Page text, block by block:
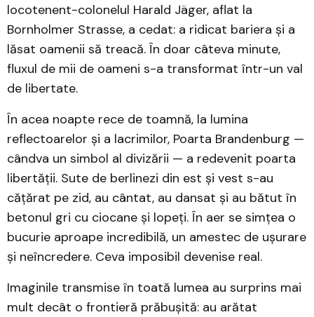
locotenent-colonelul Harald Jäger, aflat la
Bornholmer Strasse, a cedat: a ridicat bariera și a
lăsat oamenii să treacă. În doar câteva minute,
fluxul de mii de oameni s-a transformat într-un val
de libertate.
În acea noapte rece de toamnă, la lumina
reflectoarelor și a lacrimilor, Poarta Brandenburg —
cândva un simbol al divizării — a redevenit poarta
libertății. Sute de berlinezi din est și vest s-au
cățărat pe zid, au cântat, au dansat și au bătut în
betonul gri cu ciocane și lopeți. În aer se simțea o
bucurie aproape incredibilă, un amestec de ușurare
și neîncredere. Ceva imposibil devenise real.
Imaginile transmise în toată lumea au surprins mai
mult decât o frontieră prăbușită: au arătat